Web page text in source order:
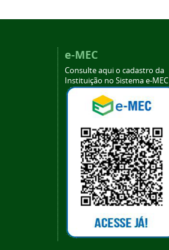
e-MEC
Consulte aqui o cadastro da
Instituição no Sistema e-MEC